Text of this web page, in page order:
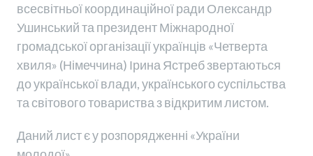
всесвітньої координаційної ради Олександр
Ушинський та президент Міжнародної
громадської організації українців «Четверта
хвиля» (Німеччина) Ірина Ястреб звертаються
до української влади, українського суспільства
та світового товариства з відкритим листом.
Даний лист є у розпорядженні «України